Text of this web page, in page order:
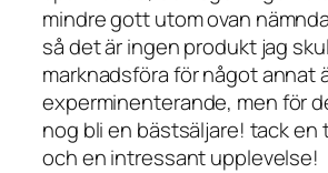
mindre gott utom ovan
så det är ingen produkt jag
marknadsföra för något annat
experminenterande, men för
nog bli en bästsäljare! tack en
och en intressant upplevelse!